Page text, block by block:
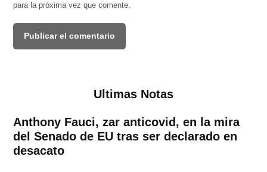
para la próxima vez que comente.
Ultimas Notas
Anthony Fauci, zar anticovid, en la mira
del Senado de EU tras ser declarado en
desacato